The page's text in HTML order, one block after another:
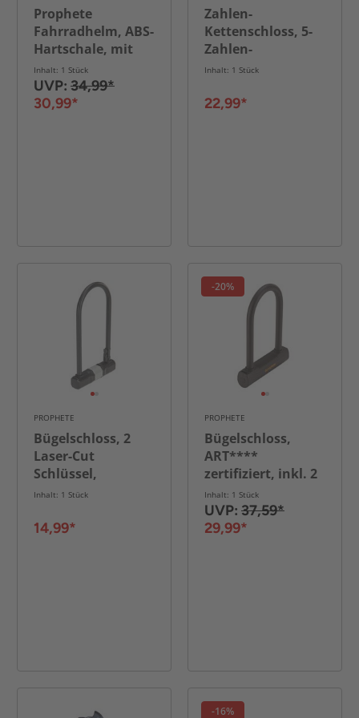
Prophete
Fahrradhelm, ABS-
Hartschale, mit
LED-Licht, Größe:
58-61 cm, Farbe:
schwarz
Inhalt: 1 Stück
UVP: 34,99*
30,99*
Zahlen-
Kettenschloss, 5-
Zahlen-
Kombination, LED-
Zahlenwalze,
Inhalt: 1 Stück
22,99*
PROPHETE
Bügelschloss, 2
Laser-Cut
Schlüssel,
L:170x245mm
Inhalt: 1 Stück
14,99*
-20%
PROPHETE
Bügelschloss,
ART****
zertifiziert, inkl. 2
Laser-Cut
Schlüssel (1x mit
LED)
Inhalt: 1 Stück
UVP: 37,59*
29,99*
-16%